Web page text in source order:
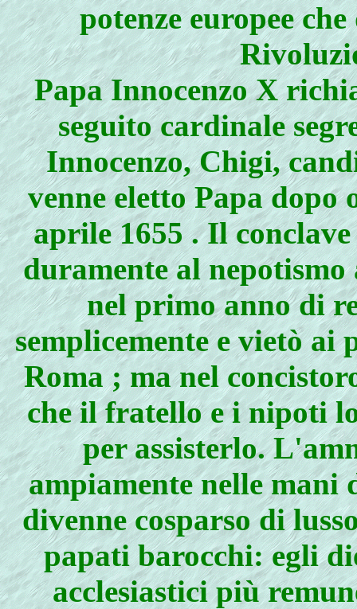
potenze europee
Papa Innocenzo X
seguito cardinale
Innocenzo, Chigi,
venne eletto Papa
aprile 1655 . Il conclave
duramente al
nel primo anno di
semplicemente e vietò
Roma ; ma nel
che il fratello e i nipoti
per assisterlo.
ampiamente nelle mani
divenne cosparso di
papati barocchi: egli
acclesiastici più